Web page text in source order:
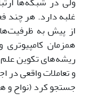
غلبه دارد. هر چند
از پیش به
همزمان
ریشه‌های تکوین علم
و تعاملات واقعی در
جستجو کرد (نواح و